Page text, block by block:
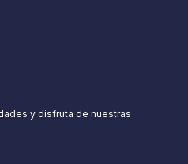
y disfruta de nuestras